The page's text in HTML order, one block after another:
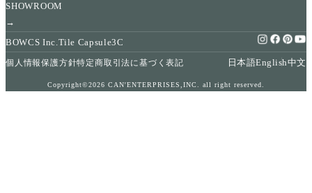
SHOWROOM
→
BOWCS Inc.Tile Capsule3C
個人情報保護方針特定商取引法に基づく表記 日本語English中文
Copyright©2026 CAN'ENTERPRISES,INC. all right reserved.